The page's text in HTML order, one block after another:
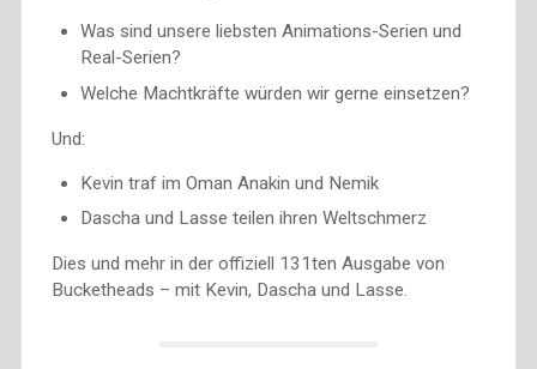
Was sind unsere liebsten Animations-Serien und
Real-Serien?
Welche Machtkräfte würden wir gerne einsetzen?
Und:
Kevin traf im Oman Anakin und Nemik
Dascha und Lasse teilen ihren Weltschmerz
Dies und mehr in der offiziell 131ten Ausgabe von
Bucketheads – mit Kevin, Dascha und Lasse.